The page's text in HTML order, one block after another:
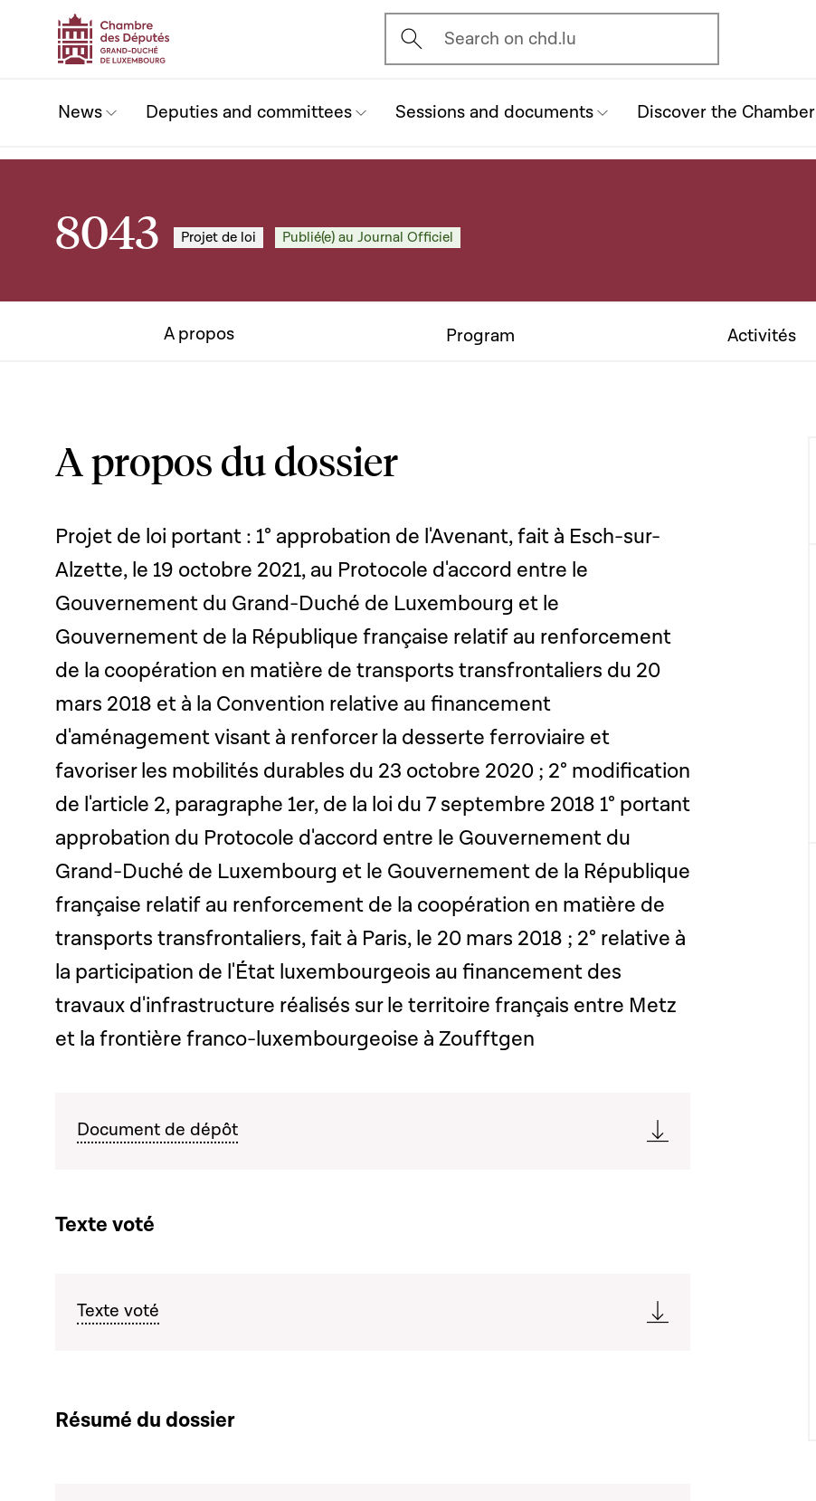
Ouvrir l'écran de recherche
Search on chd.lu
News Deputies and committees Sessions and documents Discover the Chamber
8043 Projet de loi Publié(e) au Journal Officiel
A propos Program Activités
A propos du dossier
Projet de loi portant : 1° approbation de l'Avenant, fait à Esch-sur-
Alzette, le 19 octobre 2021, au Protocole d'accord entre le
Gouvernement du Grand-Duché de Luxembourg et le
Gouvernement de la République française relatif au renforcement
de la coopération en matière de transports transfrontaliers du 20
mars 2018 et à la Convention relative au financement
d'aménagement visant à renforcer la desserte ferroviaire et
favoriser les mobilités durables du 23 octobre 2020 ; 2° modification
de l'article 2, paragraphe 1er, de la loi du 7 septembre 2018 1° portant
approbation du Protocole d'accord entre le Gouvernement du
Grand-Duché de Luxembourg et le Gouvernement de la République
française relatif au renforcement de la coopération en matière de
transports transfrontaliers, fait à Paris, le 20 mars 2018 ; 2° relative à
la participation de l'État luxembourgeois au financement des
travaux d'infrastructure réalisés sur le territoire français entre Metz
et la frontière franco-luxembourgeoise à Zoufftgen
Document de dépôt
Texte voté
Texte voté
Résumé du dossier